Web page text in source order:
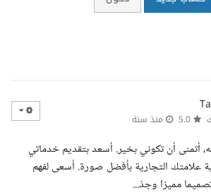
منذ سنة
أتمنى أن تكوني بخير. أسعد بتقديم خدماتي
علامتك التجارية بأفضل صورة. أسعى لفهم
مميزا وجذ...